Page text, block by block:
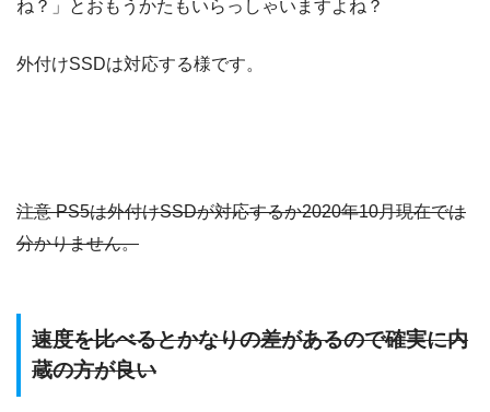
ね？」とおもうかたもいらっしゃいますよね？
外付けSSDは対応する様です。
注意 PS5は外付けSSDが対応するか2020年10月現在では
分かりません。
速度を比べるとかなりの差があるので確実に内
蔵の方が良い